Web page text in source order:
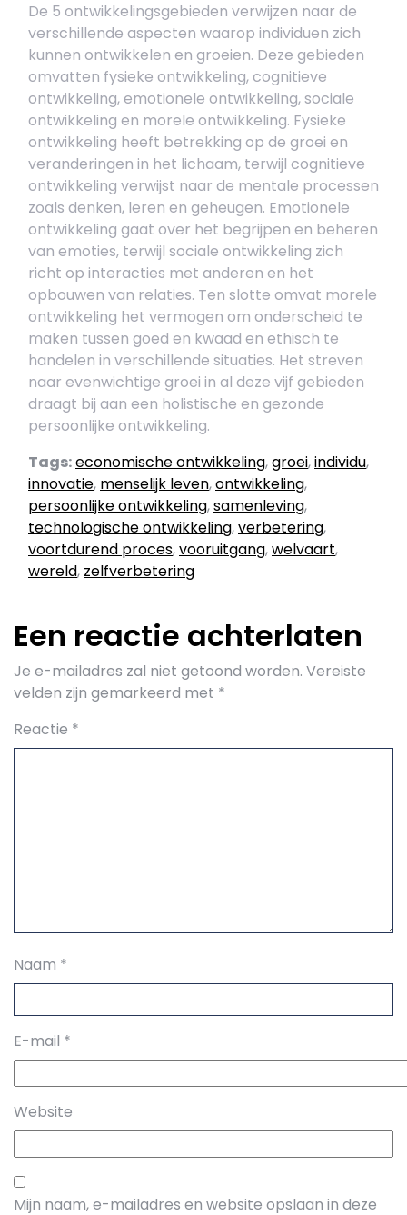
De 5 ontwikkelingsgebieden verwijzen naar de
verschillende aspecten waarop individuen zich
kunnen ontwikkelen en groeien. Deze gebieden
omvatten fysieke ontwikkeling, cognitieve
ontwikkeling, emotionele ontwikkeling, sociale
ontwikkeling en morele ontwikkeling. Fysieke
ontwikkeling heeft betrekking op de groei en
veranderingen in het lichaam, terwijl cognitieve
ontwikkeling verwijst naar de mentale processen
zoals denken, leren en geheugen. Emotionele
ontwikkeling gaat over het begrijpen en beheren
van emoties, terwijl sociale ontwikkeling zich
richt op interacties met anderen en het
opbouwen van relaties. Ten slotte omvat morele
ontwikkeling het vermogen om onderscheid te
maken tussen goed en kwaad en ethisch te
handelen in verschillende situaties. Het streven
naar evenwichtige groei in al deze vijf gebieden
draagt bij aan een holistische en gezonde
persoonlijke ontwikkeling.
Tags:economische ontwikkeling,groei,individu,
innovatie, menselijk leven,ontwikkeling,
persoonlijke ontwikkeling,samenleving,
technologische ontwikkeling,verbetering,
voortdurend proces,vooruitgang,welvaart,
wereld, zelfverbetering
Een reactie achterlaten
Je e-mailadres zal niet getoond worden. Vereiste
velden zijn gemarkeerd met *
Reactie *
Naam *
E-mail *
Website
Mijn naam, e-mailadres en website opslaan in deze